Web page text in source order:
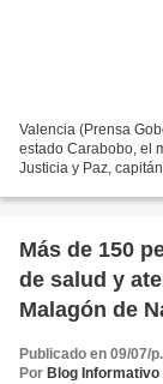
Valencia (Prensa
estado Carabobo, el
Justicia y Paz,
Más de 150
de salud y
Malagón de
Publicado en 09/07/
Por Blog